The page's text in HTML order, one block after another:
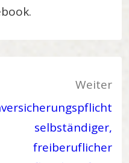
.
Weiter
selbständiger,
freiberuflicher